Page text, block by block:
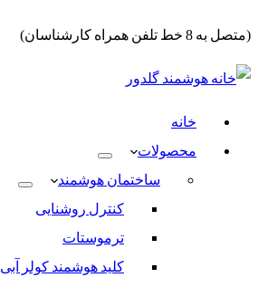
(متصل به 8 خط تلفن همراه کارشناسان)
خانه
محصولات
ساختمان هوشمند
کنترل روشنایی
ترموستات
کلید هوشمند کولر آبی